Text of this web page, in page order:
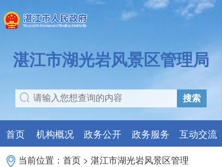
湛江市湖光岩风景区管理局
搜索
首页 机构概况 政务公开 政务服务 互动交流
当前位置：首页 >湛江市湖光岩风景区管理